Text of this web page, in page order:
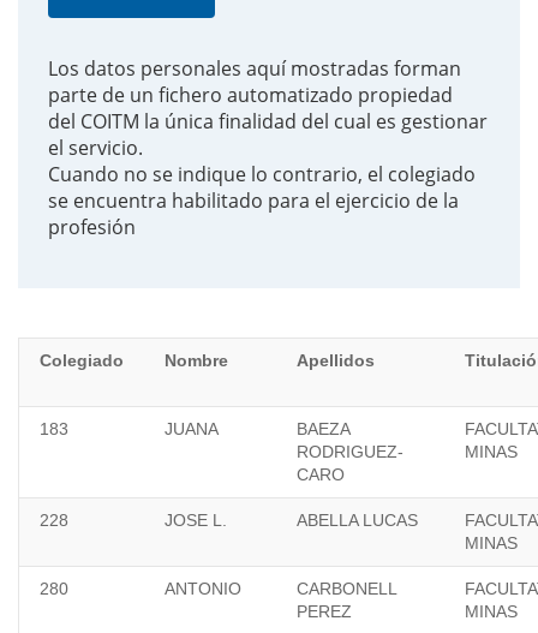
Los datos personales aquí mostradas forman
parte de un fichero automatizado propiedad
del COITM la única finalidad del cual es gestionar
el servicio.
Cuando no se indique lo contrario, el colegiado
se encuentra habilitado para el ejercicio de la
profesión
Colegiado Nombre Apellidos
183 JUANA
BAEZA
RODRIGUEZ-
CARO
MINAS
228 JOSE L. ABELLA LUCAS
MINAS
280 ANTONIO
CARBONELL
PEREZ
MINAS